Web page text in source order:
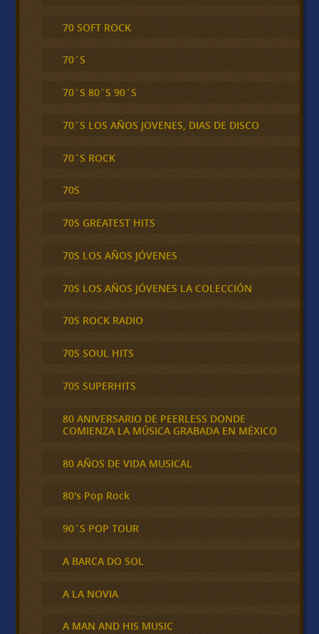
70 SOFT ROCK
70´S
70´S 80´S 90´S
70´S LOS AÑOS JOVENES, DIAS DE DISCO
70´S ROCK
70S
70S GREATEST HITS
70S LOS AÑOS JÓVENES
70S LOS AÑOS JÓVENES LA COLECCIÓN
70S ROCK RADIO
70S SOUL HITS
70S SUPERHITS
80 ANIVERSARIO DE PEERLESS DONDE
COMIENZA LA MÚSICA GRABADA EN MÉXICO
80 AÑOS DE VIDA MUSICAL
80's Pop Rock
90´S POP TOUR
A BARCA DO SOL
A LA NOVIA
A MAN AND HIS MUSIC